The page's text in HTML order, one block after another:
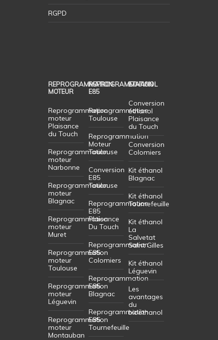
RGPD
REPROGRAMMATION
MOTEUR
Reprogrammation
moteur
Plaisance
du Touch
Reprogrammation
moteur
Narbonne
Reprogrammation
moteur
Blagnac
Reprogrammation
moteur
Muret
Reprogrammation
moteur
Toulouse
Reprogrammation
moteur
Léguevin
Reprogrammation
moteur
Montauban
REPROGRAMMATION
E85
Reprogrammation
Toulouse
Reprogrammation
Moteur
Toulouse
Conversion
E85
Toulouse
Reprogrammation
E85
Plaisance
Du Touch
Reprogrammation
E85
Colomiers
Reprogrammation
E85
Blagnac
Reprogrammation
E85
Tournefeuille
ETHANOL
Conversion
éthanol
Plaisance
du Touch
Conversion
Colomiers
Kit éthanol
Blagnac
Kit éthanol
Tournefeuille
Kit éthanol
La
Salvetat
Saint Gilles
Kit éthanol
Léguevin
Les
avantages
du
bioéthanol